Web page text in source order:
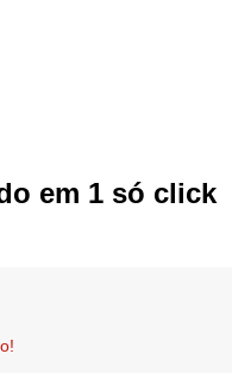
em 1 só click